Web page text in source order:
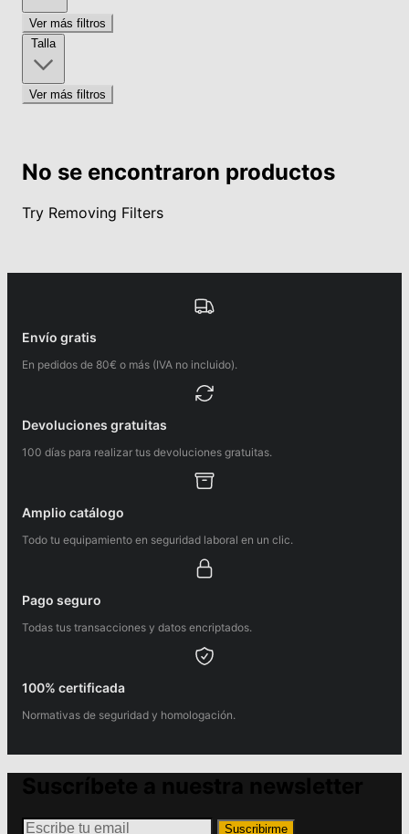
Ver más filtros
Talla
Ver más filtros
No se encontraron productos
Try Removing Filters
Envío gratis
En pedidos de 80€ o más (IVA no incluido).
Devoluciones gratuitas
100 días para realizar tus devoluciones gratuitas.
Amplio catálogo
Todo tu equipamiento en seguridad laboral en un clic.
Pago seguro
Todas tus transacciones y datos encriptados.
100% certificada
Normativas de seguridad y homologación.
Suscribirme